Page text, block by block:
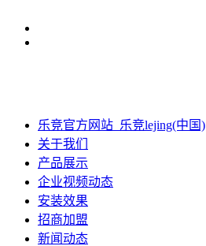
乐竞官方网站_乐竞lejing(中国)
关于我们
产品展示
企业视频动态
安装效果
招商加盟
新闻动态